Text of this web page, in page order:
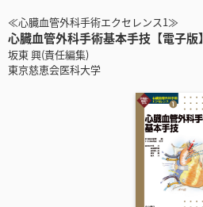
≪心臓血管外科手術エクセレンス1≫
心臓血管外科手術基本手技【電子版】
坂東 興(責任編集)
東京慈恵会医科大学